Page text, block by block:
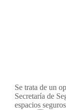
Se trata de un
Secretaría de
espacios